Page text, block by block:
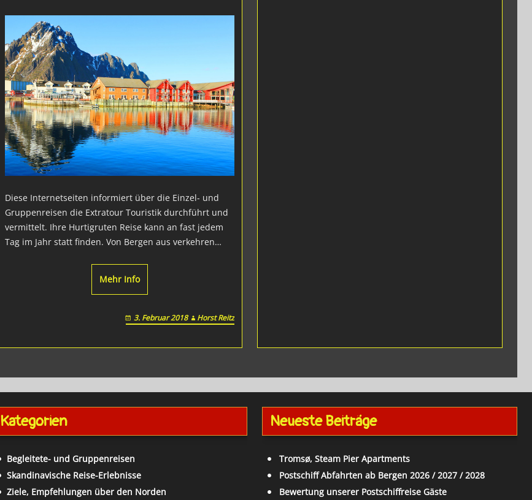
Diese Internetseiten informiert über die Einzel- und
Gruppenreisen die Extratour Touristik durchführt und
vermittelt. Ihre Hurtigruten Reise kann an fast jedem
Tag im Jahr statt finden. Von Bergen aus verkehren…
Mehr Info
3. Februar 2018 Horst Reitz
Kategorien
Begleitete- und Gruppenreisen
Skandinavische Reise-Erlebnisse
Ziele, Empfehlungen über den Norden
Neueste Beiträge
Tromsø, Steam Pier Apartments
Postschiff Abfahrten ab Bergen 2026 / 2027 / 2028
Bewertung unserer Postschiffreise Gäste